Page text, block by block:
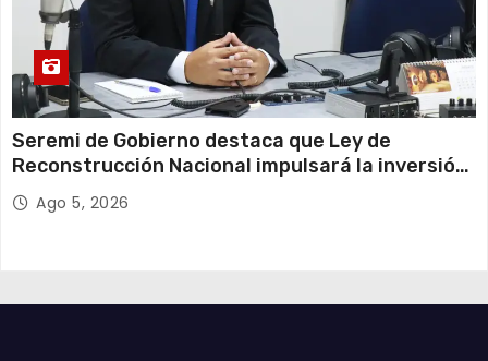
Seremi de Gobierno destaca que Ley de
Reconstrucción Nacional impulsará la inversión
y el empleo en Tarapacá
Ago 5, 2026